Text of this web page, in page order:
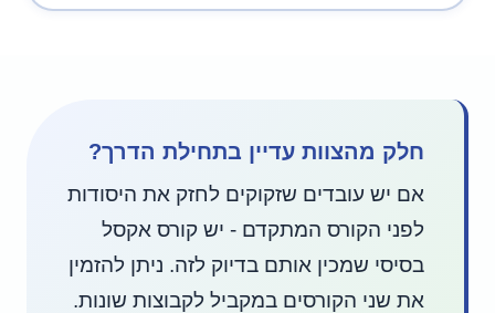
חלק מהצוות עדיין בתחילת הדרך?
אם יש עובדים שזקוקים לחזק את היסודות
לפני הקורס המתקדם - יש קורס אקסל
בסיסי שמכין אותם בדיוק לזה. ניתן להזמין
את שני הקורסים במקביל לקבוצות שונות.